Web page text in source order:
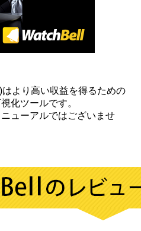
より高い収益を得るための
化ツールです。
ューアルではございませ